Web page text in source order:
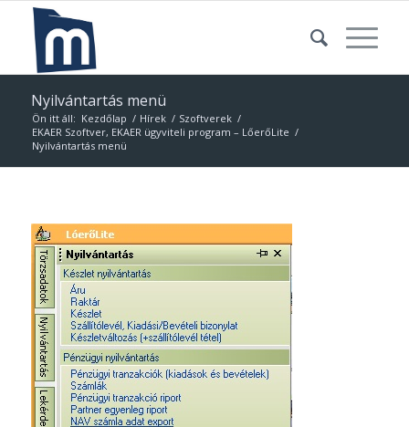
Nyilvántartás menü
Ön itt áll: Kezdőlap / Hírek / Szoftverek /
EKAER Szoftver, EKAER ügyviteli program – LőerőLite /
Nyilvántartás menü